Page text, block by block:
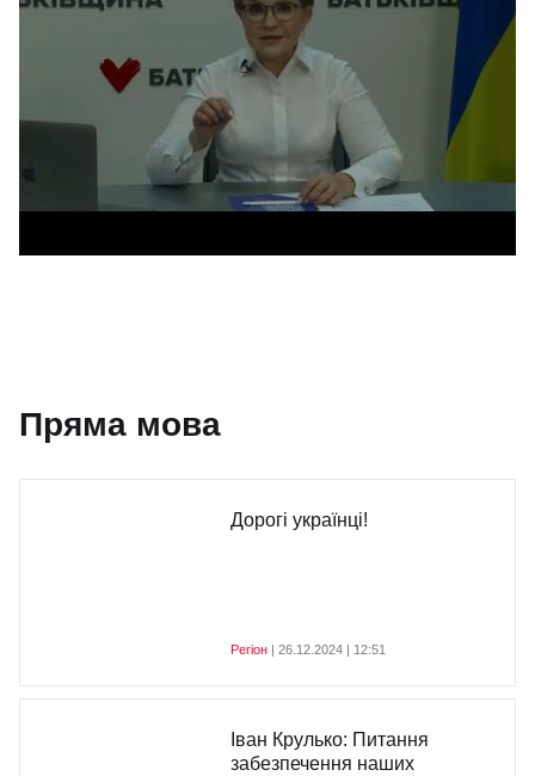
Пряма мова
Дорогі українці!
Регіон | 26.12.2024 | 12:51
Іван Крулько: Питання
забезпечення наших